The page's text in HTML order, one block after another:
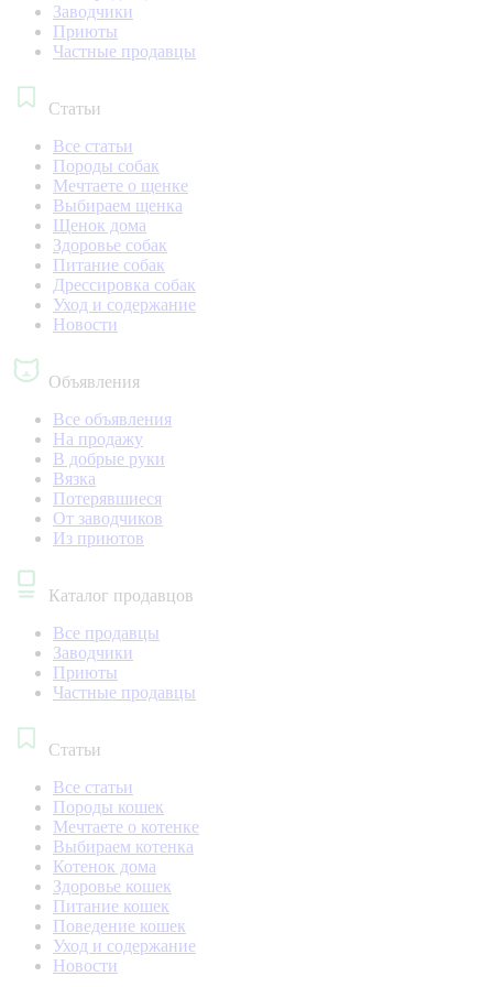
Заводчики
Приюты
Частные продавцы
Статьи
Все статьи
Породы собак
Мечтаете о щенке
Выбираем щенка
Щенок дома
Здоровье собак
Питание собак
Дрессировка собак
Уход и содержание
Новости
Объявления
Все объявления
На продажу
В добрые руки
Вязка
Потерявшиеся
От заводчиков
Из приютов
Каталог продавцов
Все продавцы
Заводчики
Приюты
Частные продавцы
Статьи
Все статьи
Породы кошек
Мечтаете о котенке
Выбираем котенка
Котенок дома
Здоровье кошек
Питание кошек
Поведение кошек
Уход и содержание
Новости